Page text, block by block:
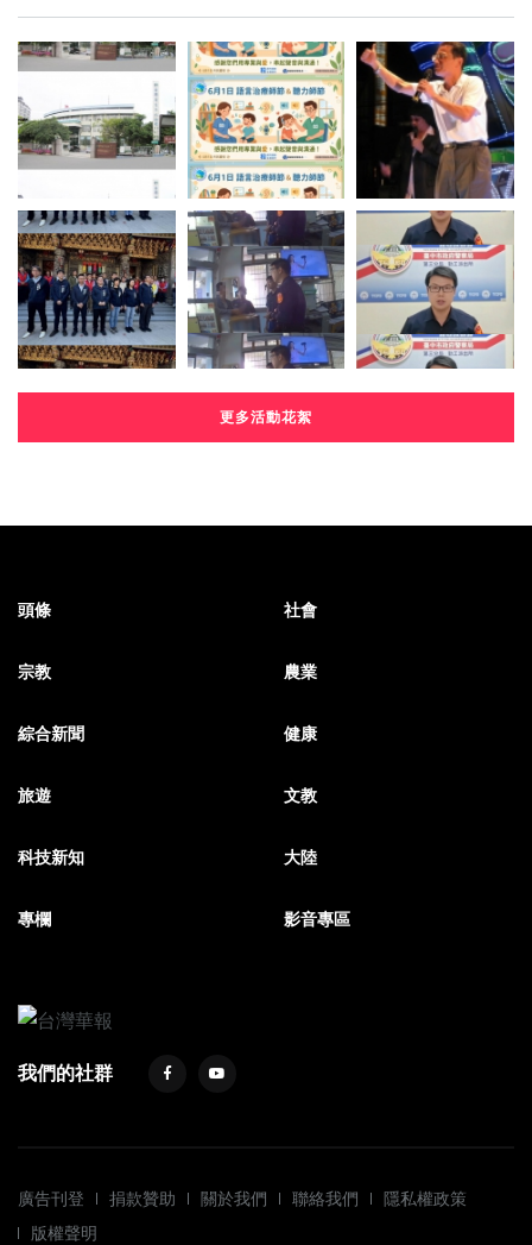
更多活動花絮
頭條 社會
宗教 農業
綜合新聞 健康
旅遊 文教
科技新知 大陸
專欄 影音專區
我們的社群
廣告刊登 捐款贊助 關於我們 聯絡我們
隱私權政策
版權聲明